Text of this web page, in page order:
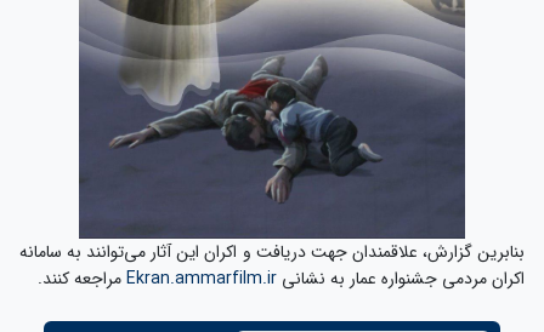
بنابرین گزارش، علاقمندان جهت دریافت و اکران این آثار می‌توانند به سامانه
اکران مردمی جشنواره عمار به نشانی Ekran.ammarfilm.irمراجعه کنند.